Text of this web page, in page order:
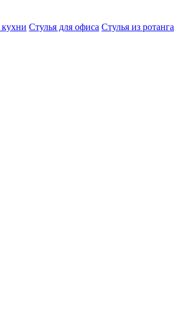
кухни Стулья для офиса Стулья из ротанга